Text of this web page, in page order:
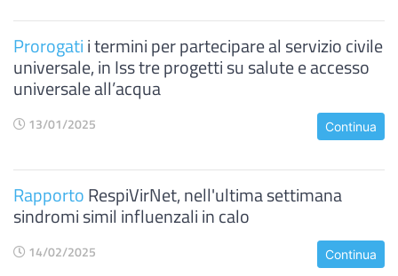
Prorogatii termini per partecipare al servizio civile
universale, in Iss tre progetti su salute e accesso
universale all’acqua
13/01/2025 Continua
RapportoRespiVirNet, nell'ultima settimana
sindromi simil influenzali in calo
14/02/2025 Continua